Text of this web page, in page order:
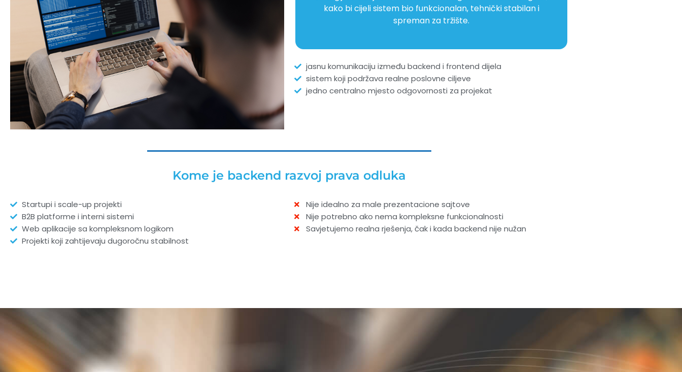
kako bi cijeli sistem bio funkcionalan, tehnički stabilan i
spreman za tržište.
jasnu komunikaciju između backend i frontend dijela
sistem koji podržava realne poslovne ciljeve
jedno centralno mjesto odgovornosti za projekat
Kome je backend razvoj prava odluka
Startupi i scale-up projekti
B2B platforme i interni sistemi
Web aplikacije sa kompleksnom logikom
Projekti koji zahtijevaju dugoročnu stabilnost
Nije idealno za male prezentacione sajtove
Nije potrebno ako nema kompleksne funkcionalnosti
Savjetujemo realna rješenja, čak i kada backend nije nužan